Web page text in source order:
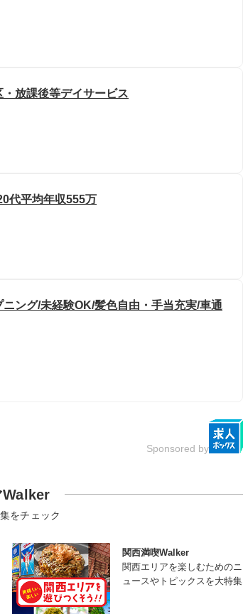
・放課後等デイサービス
代平均年収555万
ング/未経験OK/髪色自由・手当充実/車通
Sponsored by
Walker
をチェック
関西満喫Walker
関西エリアを楽しむためのニ
ュースやトピックスを大特集